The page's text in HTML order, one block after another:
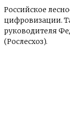
Российское
цифровизации.
руководителя
(Рослесхоз).